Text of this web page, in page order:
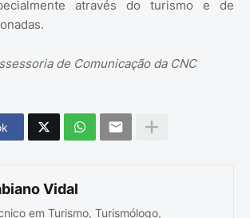
através do turismo e de
de Comunicação da CNC
Vidal
em Turismo, Turismólogo,